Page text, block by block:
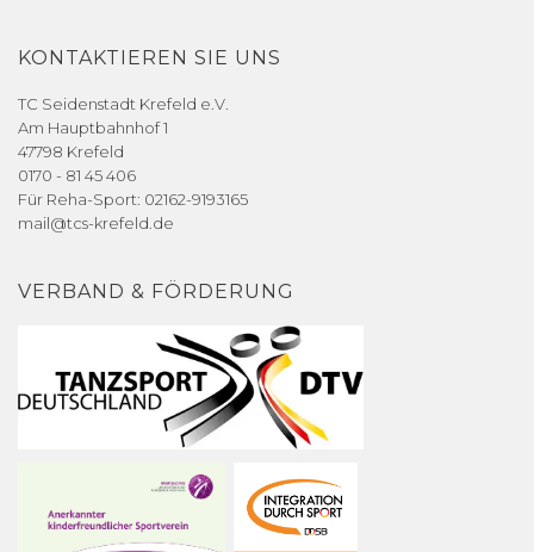
KONTAKTIEREN SIE UNS
TC Seidenstadt Krefeld e.V.
Am Hauptbahnhof 1
47798 Krefeld
0170 - 81 45 406
Für Reha-Sport: 02162-9193165
mail@tcs-krefeld.de
VERBAND & FÖRDERUNG